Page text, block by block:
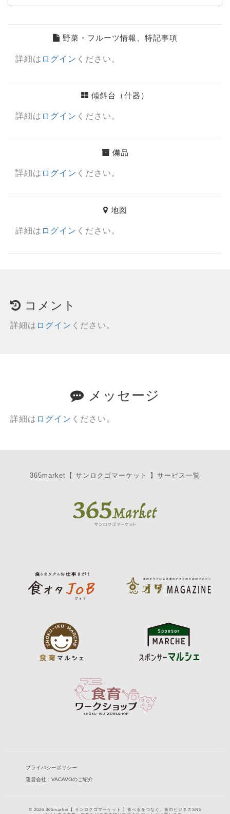
野菜・フルーツ情報、特記事項
詳細は ログイン ください。
傾斜台（什器）
詳細は ログイン ください。
備品
詳細は ログイン ください。
地図
詳細は ログイン ください。
コメント
詳細は ログイン ください。
メッセージ
詳細は ログイン ください。
365market【 サンロクゴマーケット 】サービス一覧
プライバシーポリシー
運営会社：VACAVOのご紹介
© 2026 365market【 サンロクゴマーケット 】食べるをつなぐ、食のビジネスSNS